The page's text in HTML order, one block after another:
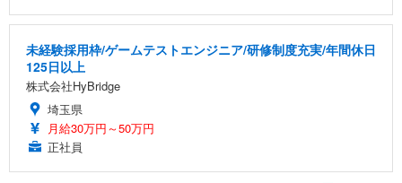
未経験採用枠/ゲームテストエンジニア/研修制度充実/年間休日
125日以上
株式会社HyBridge
埼玉県
月給30万円～50万円
正社員